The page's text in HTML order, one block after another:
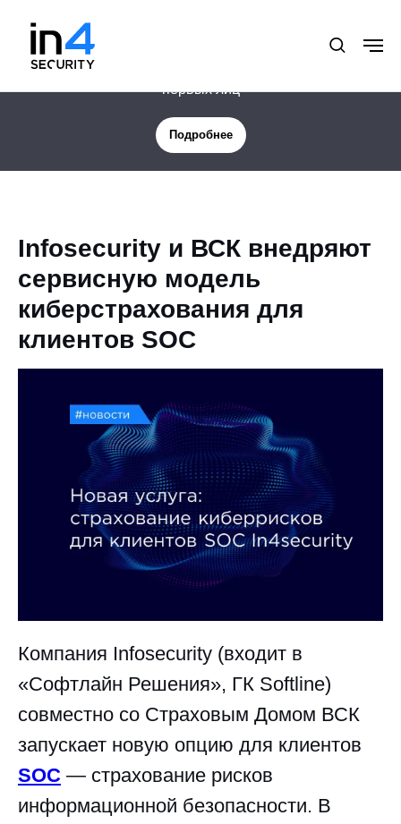
Новая услуга: Цифровая защита менеджмента и
первых лиц
Подробнее
Infosecurity и ВСК внедряют
сервисную модель
киберстрахования для
клиентов SOC
Компания Infosecurity (входит в
«Софтлайн Решения», ГК Softline)
совместно со Страховым Домом ВСК
запускает новую опцию для клиентов
SOC — страхование рисков
информационной безопасности. В